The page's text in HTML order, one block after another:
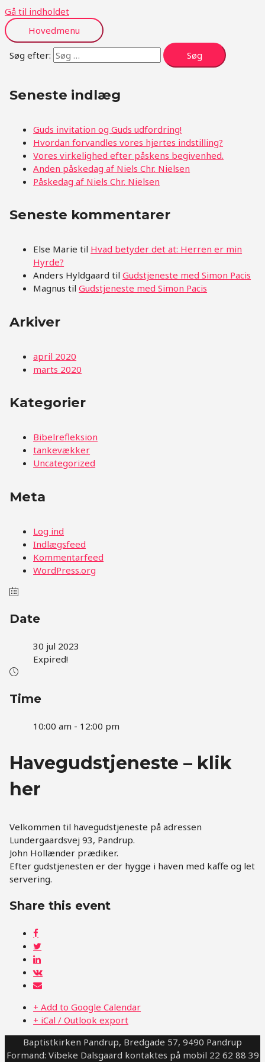
Gå til indholdet
Hovedmenu
Søg efter:
Seneste indlæg
Guds invitation og Guds udfordring!
Hvordan forvandles vores hjertes indstilling?
Vores virkelighed efter påskens begivenhed.
Anden påskedag af Niels Chr. Nielsen
Påskedag af Niels Chr. Nielsen
Seneste kommentarer
Else Marie til Hvad betyder det at: Herren er min
Hyrde?
Anders Hyldgaard tilGudstjeneste med Simon Pacis
Magnus tilGudstjeneste med Simon Pacis
Arkiver
april 2020
marts 2020
Kategorier
Bibelrefleksion
tankevækker
Uncategorized
Meta
Log ind
Indlægsfeed
Kommentarfeed
WordPress.org
Date
30 jul 2023
Expired!
Time
10:00 am - 12:00 pm
Havegudstjeneste – klik
her
Velkommen til havegudstjeneste på adressen
Lundergaardsvej 93, Pandrup.
John Hollænder prædiker.
Efter gudstjenesten er der hygge i haven med kaffe og let
servering.
Share this event
+ Add to Google Calendar
+ iCal / Outlook export
Baptistkirken Pandrup, Bredgade 57, 9490 Pandrup
Formand: Vibeke Dalsgaard kontaktes på mobil 22 62 88 39